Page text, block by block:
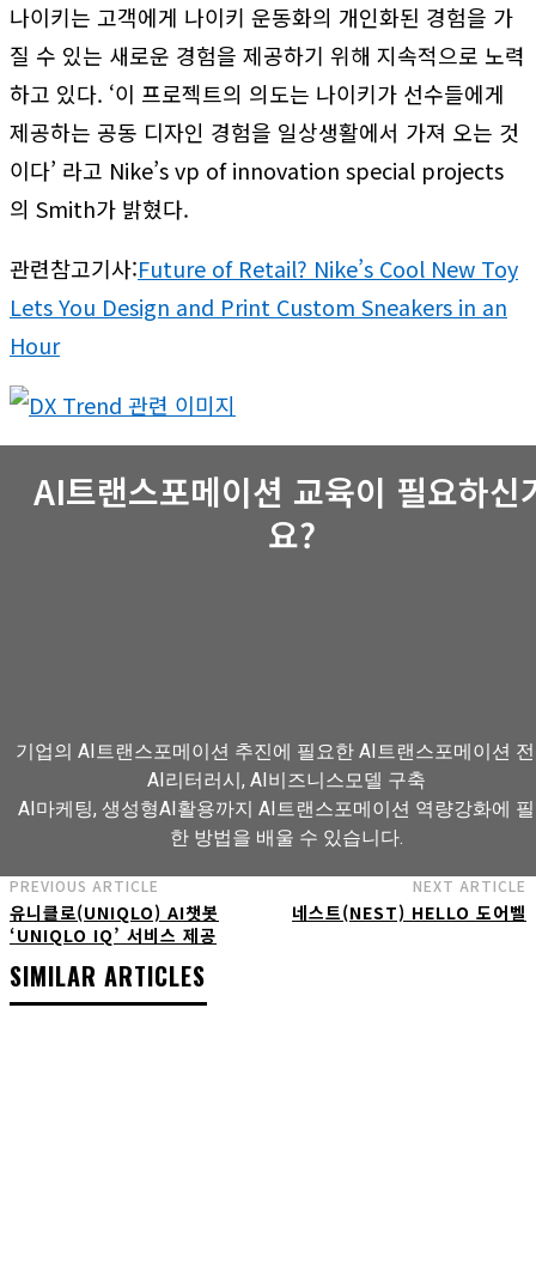
나이키는 고객에게 나이키 운동화의 개인화된 경험을 가
질 수 있는 새로운 경험을 제공하기 위해 지속적으로 노력
하고 있다. ‘이 프로젝트의 의도는 나이키가 선수들에게
제공하는 공동 디자인 경험을 일상생활에서 가져 오는 것
이다’ 라고 Nike’s vp of innovation special projects
의 Smith가 밝혔다.
관련참고기사:Future of Retail? Nike’s Cool New Toy
Lets You Design and Print Custom Sneakers in an
Hour
AI트랜스포메이션 교육이 필요하신
요?
기업의 AI트랜스포메이션 추진에 필요한 AI트랜스포메이션
AI리터러시, AI비즈니스모델 구축
AI마케팅, 생성형AI활용까지 AI트랜스포메이션 역량강화에
한 방법을 배울 수 있습니다.
AI트랜스포메이션 아카데미 교육과정 보기
PREVIOUS ARTICLE
유니클로(UNIQLO) AI챗봇
‘UNIQLO IQ’ 서비스 제공
NEXT ARTICLE
네스트(NEST) HELLO 도어벨
SIMILAR ARTICLES